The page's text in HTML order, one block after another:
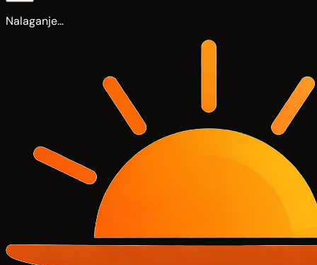
Nalaganje…